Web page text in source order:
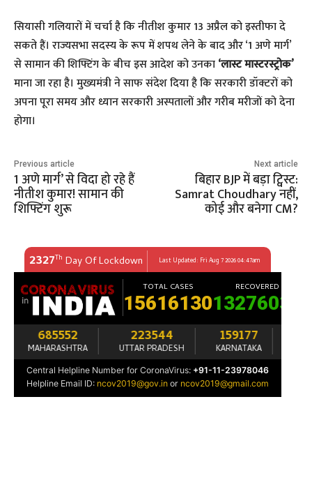
सियासी गलियारों में चर्चा है कि नीतीश कुमार 13 अप्रैल को इस्तीफा दे
सकते हैं। राज्यसभा सदस्य के रूप में शपथ लेने के बाद और ‘1 अणे मार्ग’
से सामान की शिफ्टिंग के बीच इस आदेश को उनका‘लास्ट मास्टरस्ट्रोक’
माना जा रहा है। मुख्यमंत्री ने साफ संदेश दिया है कि सरकारी डॉक्टरों को
अपना पूरा समय और ध्यान सरकारी अस्पतालों और गरीब मरीजों को देना
होगा।
Previous article
1 अणे मार्ग’ से विदा हो रहे हैं
नीतीश कुमार! सामान की
शिफ्टिंग शुरू
Next article
बिहार BJP में बड़ा ट्विस्ट:
Samrat Choudhary नहीं,
कोई और बनेगा CM?